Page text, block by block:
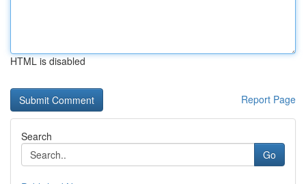
HTML is disabled
Report Page
Search
Go